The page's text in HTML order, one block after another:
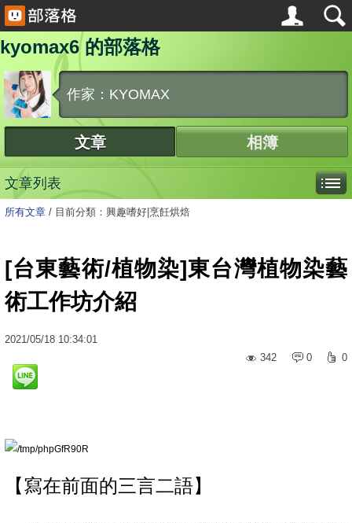
kyomax6 的部落格
作家：KYOMAX
文章 相簿
文章列表
所有文章 / 目前分類：興趣嗜好|烹飪烘焙
[台東藝術/植物染]東台灣植物染藝
術工作坊介紹
2021/05/18 10:34:01
342
0 0
【寫在前面的三言二語】